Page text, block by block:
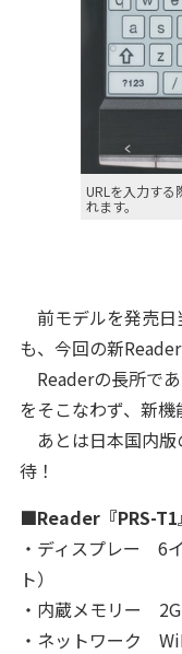
URLを入力する
れます。
前モデルを発売日
も、今回の新
Readerの長所で
をそこなわず、新機
あとは日本国内版
待！
■Reader『PRS-T1
・ディスプレー 6
ト）
・内蔵メモリー
・ネットワーク